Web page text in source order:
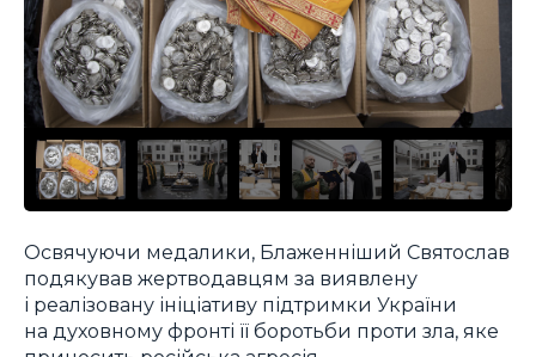
Освячуючи медалики, Блаженніший Святослав
подякував жертводавцям за виявлену
і реалізовану ініціативу підтримки України
на духовному фронті її боротьби проти зла, яке